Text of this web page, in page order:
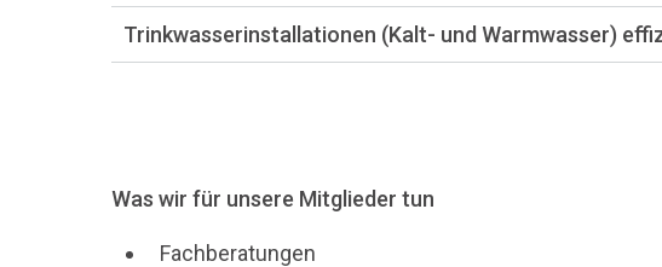
Trinkwasserinstallationen (Kalt- und Warmwasser)
Was wir für unsere Mitglieder tun
Fachberatungen